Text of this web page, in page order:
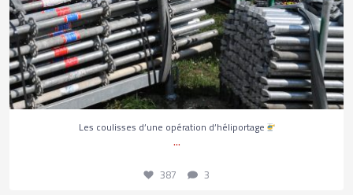
387 3
Les coulisses d’une opération d’héliportage
...
387 3